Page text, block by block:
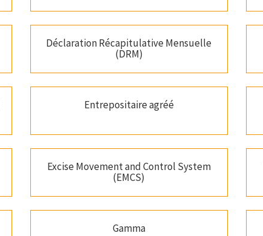
Déclaration Récapitulative Mensuelle
(DRM)
Entrepositaire agréé
Excise Movement and Control System
(EMCS)
Gamma